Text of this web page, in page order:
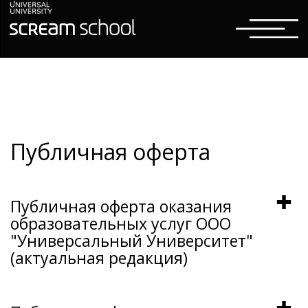
Публичная оферта
Публичная оферта оказания
образовательных услуг ООО
"Универсальный Университет"
(актуальная редакция)